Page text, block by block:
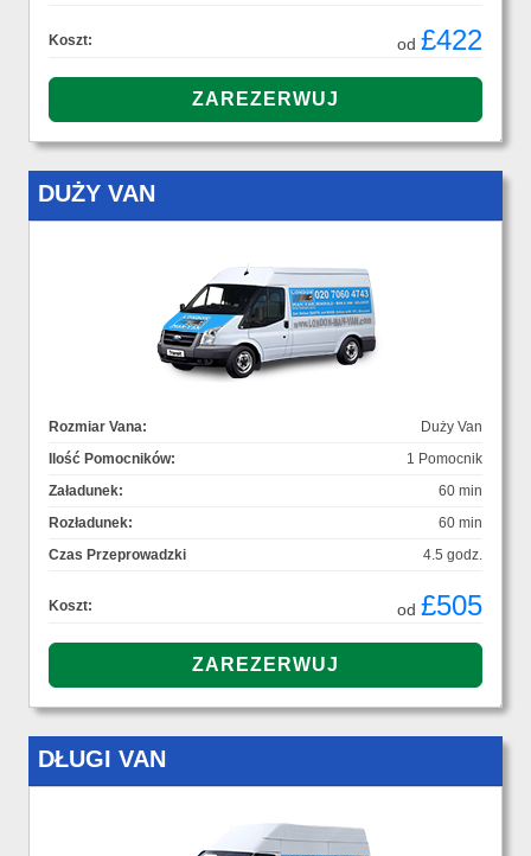
Koszt: od £422
DUŻY VAN
Rozmiar Vana:
Duży Van
Ilość Pomocników:
1 Pomocnik
Załadunek:
60 min
Rozładunek:
60 min
Czas Przeprowadzki
4.5 godz.
Koszt: od £505
DŁUGI VAN